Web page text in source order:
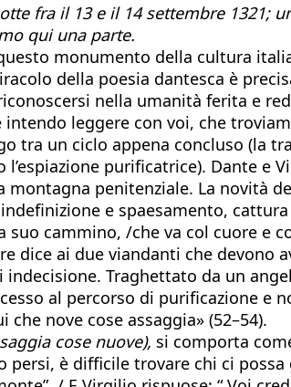
fra il 13 e il 14 settembre 1321;
qui una parte.
monumento della cultura
della poesia dantesca è
nella umanità ferita e
leggere con voi, che
tra un ciclo appena concluso (la
purificatrice). Dante e
penitenziale. La novità
e spaesamento,
cammino, /che va col cuore e
ai due viandanti che devono
Traghettato da un
al percorso di purificazione e
nove cose assaggia» (52–54).
cose nuove), si comporta
è difficile trovare chi ci possa